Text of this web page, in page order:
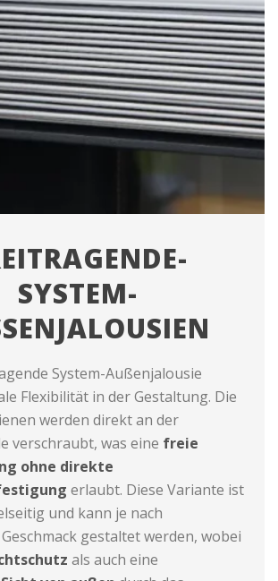
SYSTEM-
System-Außenjalousie
Flexibilität in der Gestaltung. Die
werden direkt an der
verschraubt, was eine freie
ohne direkte
erlaubt. Diese Variante ist
und kann je nach
gestaltet werden, wobei
als auch eine